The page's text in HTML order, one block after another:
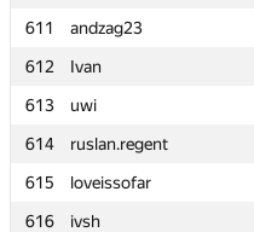
611
andzag23
612
Ivan
613
uwi
614
ruslan.regent
615
loveissofar
616
ivsh
611
andzag23
612
Ivan
613
uwi
614
ruslan.regent
615
loveissofar
616
ivsh